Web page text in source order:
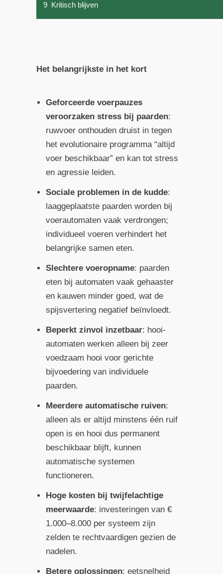
9 Kritisch blijven
Het belangrijkste in het kort
Geforceerde voerpauzes
veroorzaken stress bij paarden:
ruwvoer onthouden druist in tegen
het evolutionaire programma “altijd
voer beschikbaar” en kan tot stress
en agressie leiden.
Sociale problemen in de kudde:
laaggeplaatste paarden worden bij
voerautomaten vaak verdrongen;
individueel voeren verhindert het
belangrijke samen eten.
Slechtere voeropname: paarden
eten bij automaten vaak gehaaster
en kauwen minder goed, wat de
spijsvertering negatief beïnvloedt.
Beperkt zinvol inzetbaar: hooi­
automaten werken alleen bij zeer
voedzaam hooi voor gerichte
bijvoedering van individuele
paarden.
Meerdere automatische ruiven:
alleen als er altijd minstens één ruif
open is en hooi dus permanent
beschikbaar blijft, kunnen
automatische systemen
functioneren.
Hoge kosten bij twijfelachtige
meerwaarde: investeringen van €
1.000–8.000 per systeem zijn
zelden te rechtvaardigen gezien de
nadelen.
Betere oplossingen: eetsnelheid